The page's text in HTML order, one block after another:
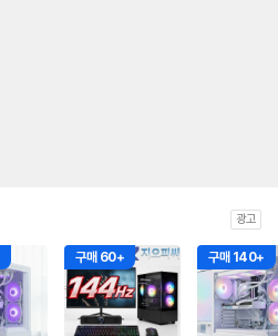
광고
구매 60+ 구매 140+